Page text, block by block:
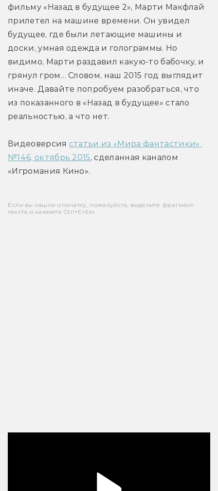
фильму «Назад в будущее 2», Марти Макфлай
прилетел на машине времени. Он увидел
будущее, где были летающие машины и
доски, умная одежда и голограммы. Но
видимо, Марти раздавил какую-то бабочку, и
грянул гром… Словом, наш 2015 год выглядит
иначе. Давайте попробуем разобраться, что
из показанного в «Назад в будущее» стало
реальностью, а что нет.
Видеоверсия статьи из «Мира фантастики»
№146, октябрь 2015, сделанная каналом
«Игромания Кино».
Если вы нашли опечатку, пожалуйста, выделите фрагмент
текста и нажмите Ctrl+Enter.